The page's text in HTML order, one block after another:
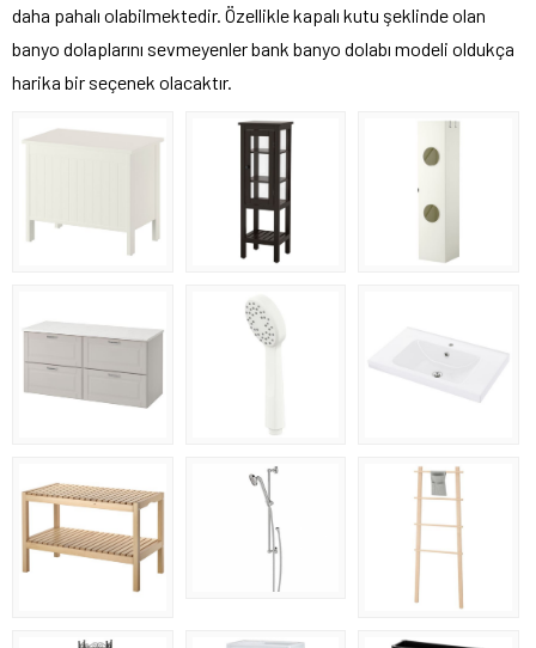
daha pahalı olabilmektedir. Özellikle kapalı kutu şeklinde olan
banyo dolaplarını sevmeyenler bank banyo dolabı modeli oldukça
harika bir seçenek olacaktır.